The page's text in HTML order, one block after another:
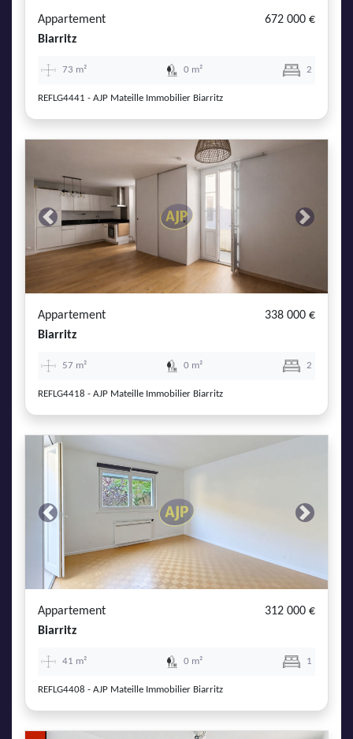
Appartement
672 000 €
Biarritz
73 m² 0 m² 2
REFLG4441 - AJP Mateille Immobilier Biarritz
Previous Next
Appartement
338 000 €
Biarritz
57 m² 0 m² 2
REFLG4418 - AJP Mateille Immobilier Biarritz
Previous Next
Appartement
312 000 €
Biarritz
41 m² 0 m² 1
REFLG4408 - AJP Mateille Immobilier Biarritz